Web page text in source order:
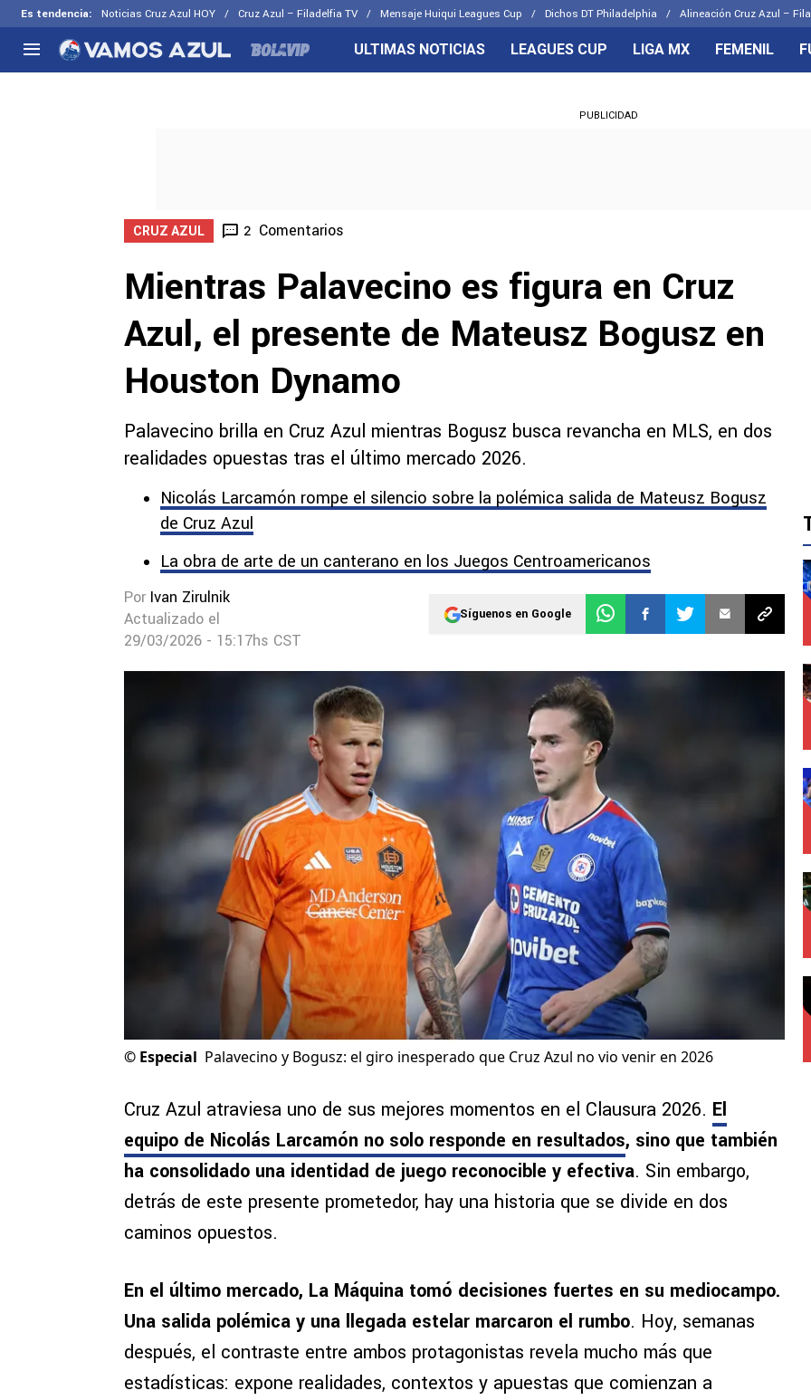
Es tendencia: Noticias Cruz Azul HOY Cruz Azul – Filadelfia TV Mensaje Huiqui Leagues Cup Dichos DT Philadelphia Alineación Cruz Azul –
Selección Mexicana
CELESTES
ULTIMAS NOTICIAS LEAGUES CUP LIGA MX FEMENIL
PUBLICIDAD
CRUZ AZUL 2 Comentarios
Mientras Palavecino es figura en Cruz
Azul, el presente de Mateusz Bogusz en
Houston Dynamo
Palavecino brilla en Cruz Azul mientras Bogusz busca revancha en MLS, en dos
realidades opuestas tras el último mercado 2026.
Nicolás Larcamón rompe el silencio sobre la polémica salida de Mateusz Bogusz
de Cruz Azul
La obra de arte de un canterano en los Juegos Centroamericanos
Por Ivan Zirulnik
Actualizado el
29/03/2026 - 15:17hs CST
Síguenos en Google
© Especial Palavecino y Bogusz: el giro inesperado que Cruz Azul no vio venir en 2026
Cruz Azul atraviesa uno de sus mejores momentos en el Clausura 2026. El
equipo de Nicolás Larcamón no solo responde en resultados, sino que también
ha consolidado una identidad de juego reconocible y efectiva. Sin embargo,
detrás de este presente prometedor, hay una historia que se divide en dos
caminos opuestos.
En el último mercado, La Máquina tomó decisiones fuertes en su mediocampo.
Una salida polémica y una llegada estelar marcaron el rumbo. Hoy, semanas
después, el contraste entre ambos protagonistas revela mucho más que
estadísticas: expone realidades, contextos y apuestas que comienzan a